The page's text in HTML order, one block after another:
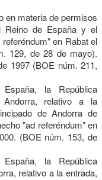
en materia de permisos
Reino de España y el
en Rabat el
129, de 28 de mayo).
1997 (BOE núm. 211,
la República
relativo a la
de Andorra de
"ad referéndum" en
(BOE núm. 153, de
la República
relativo a la entrada,